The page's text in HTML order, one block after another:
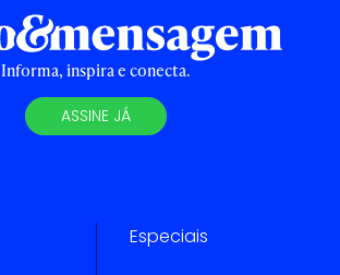
Informa, inspira e conecta.
ASSINE JÁ
Especiais